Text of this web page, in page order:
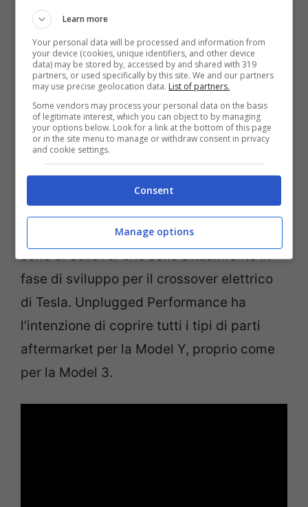
Si spera che Tesla aggiungerà presto la
modalitàTrack Modeal modello Y (una
funzione presente sul Tesla Model 3)
anche se la casa automobilistica non ha
suggerito che venga offerta nel modello Y.
Per quanto riguarda la Model Y vista nel
video in calce, è opera di Tesla tuner
Unplugged Performance e dispone di una
serie di coilover che sono attualmente in
fase di sviluppo per il crossover elettrico
di Tesla. Unplugged Performance ha
l’intenzione di coprire tutti i tipi di parti
aftermarket per la Model Y, proprio come
per la Model 3.
Learn more
Your personal data will be processed and information from
your device (cookies, unique identifiers, and other device
data) may be stored by, accessed by and shared with 319
partners, or used specifically by this site. We and our partners
may use precise geolocation data. List of partners.
Some vendors may process your personal data on the basis
of legitimate interest, which you can object to by managing
your options below. Look for a link at the bottom of this page
or in the site menu to manage or withdraw consent in privacy
and cookie settings.
Consent
Manage options